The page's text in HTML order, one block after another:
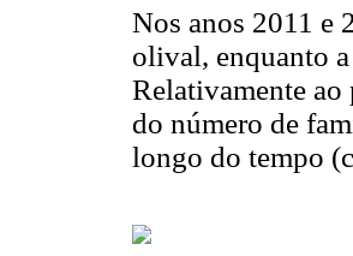
Nos anos 2011 e
olival, enquanto
Relativamente ao
do número de
longo do tempo